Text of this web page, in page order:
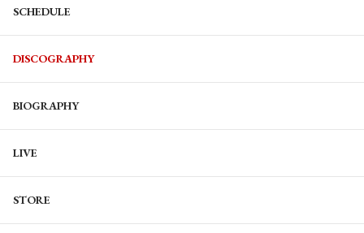
SCHEDULE
DISCOGRAPHY
BIOGRAPHY
LIVE
STORE